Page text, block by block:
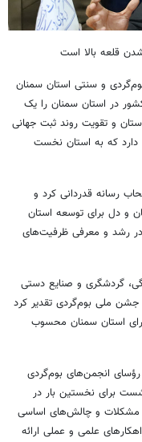
قلعه بالا است
و سنتی استان سمنان
در استان سمنان را یک
و تقویت روند ثبت جهانی
دارد که به استان نخست
رسانه قدردانی کرد و
و دل برای توسعه استان
رشد و معرفی ظرفیت‌های
گردشگری و صنایع دستی
جشن ملی بوم‌گردی تقدیر کرد
برای استان سمنان محسوب
انجمن‌های بوم‌گردی
برای نخستین بار در
مشکلات و چالش‌های اساسی
علمی و عملی ارائه